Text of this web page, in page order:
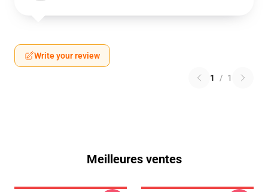
Write your review
1 / 1
Meilleures ventes